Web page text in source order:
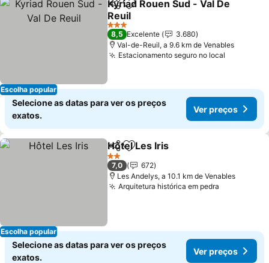
Escolha popular
PartilharAdicionar aos favoritos
Kyriad Rouen Sud - Val De
Reuil
3 Estrelas
8,5 Excelente
3.680
Val-de-Reuil, a 9.6 km de Venables
Estacionamento seguro no local
Selecione as datas para ver os preços
exatos.
Ver preços
Escolha popular
PartilharAdicionar aos favoritos
Hôtel Les Iris
2 Estrelas
7,0
672
Les Andelys, a 10.1 km de Venables
Arquitetura histórica em pedra
Selecione as datas para ver os preços
exatos.
Ver preços